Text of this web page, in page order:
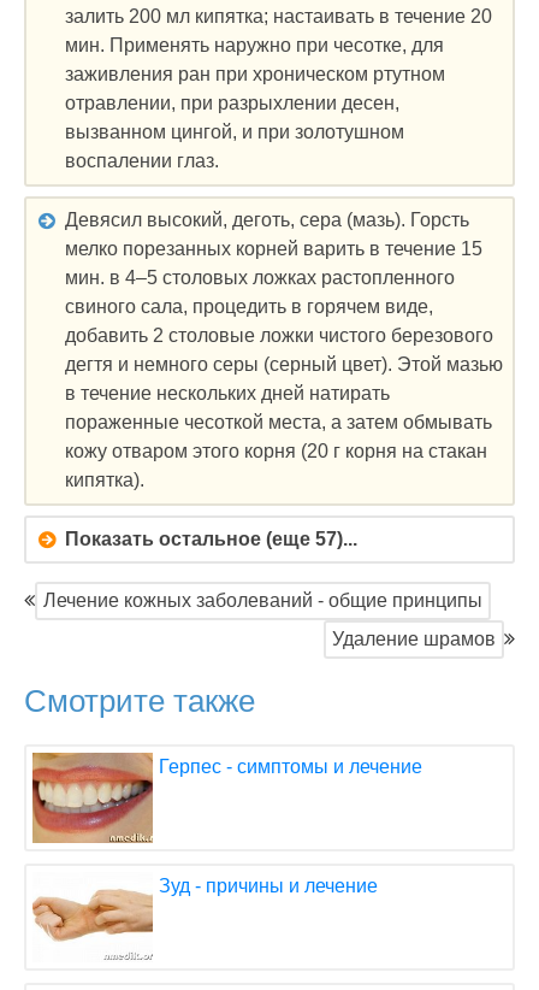
залить 200 мл кипятка; настаивать в течение 20
мин. Применять наружно при чесотке, для
заживления ран при хроническом ртутном
отравлении, при разрыхлении десен,
вызванном цингой, и при золотушном
воспалении глаз.
Девясил высокий, деготь, сера (мазь). Горсть
мелко порезанных корней варить в течение 15
мин. в 4–5 столовых ложках растопленного
свиного сала, процедить в горячем виде,
добавить 2 столовые ложки чистого березового
дегтя и немного серы (серный цвет). Этой мазью
в течение нескольких дней натирать
пораженные чесоткой места, а затем обмывать
кожу отваром этого корня (20 г корня на стакан
кипятка).
Показать остальное (еще 57)...
Лечение кожных заболеваний - общие принципы
Удаление шрамов
Смотрите также
Герпес - симптомы и лечение
Зуд - причины и лечение